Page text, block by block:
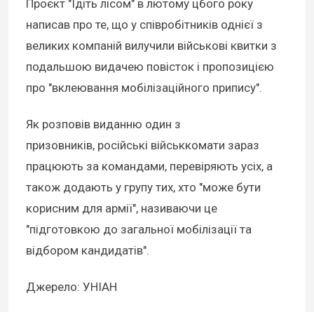
Проєкт "Ідіть лісом" в лютому цбого року
написав про те, що у співробітників однієї з
великих компаній вилучили військові квитки з
подальшою видачею повісток і пропозицією
про "вклеювання мобілізаційного припису".
Як розповів виданню один з
призовників, російські військкомати зараз
працюють за командами, перевіряють усіх, а
також додають у групу тих, хто "може бути
корисним для армії", називаючи це
"підготовкою до загальної мобілізації та
відбором кандидатів".
Джерело: УНІАН